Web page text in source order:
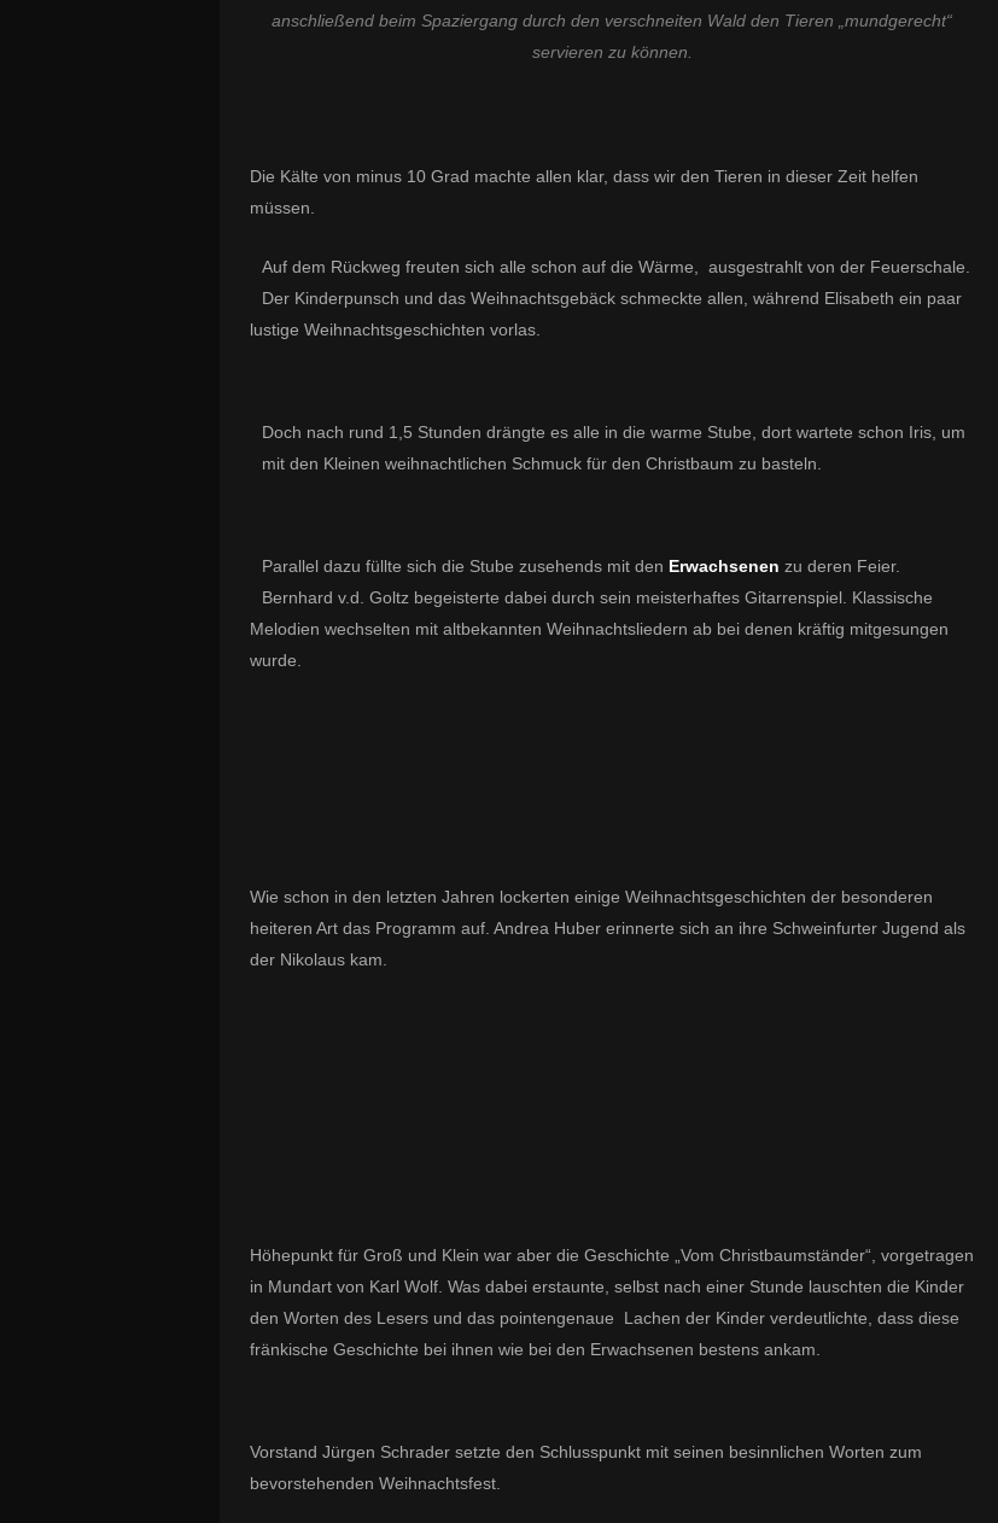
anschließend beim Spaziergang durch den verschneiten Wald den Tieren „mundgerecht“
servieren zu können.
Die Kälte von minus 10 Grad machte allen klar, dass wir den Tieren in dieser Zeit helfen
müssen.
Auf dem Rückweg freuten sich alle schon auf die Wärme, ausgestrahlt von der Feuerschale.
Der Kinderpunsch und das Weihnachtsgebäck schmeckte allen, während Elisabeth ein paar
lustige Weihnachtsgeschichten vorlas.
Doch nach rund 1,5 Stunden drängte es alle in die warme Stube, dort wartete schon Iris, um
mit den Kleinen weihnachtlichen Schmuck für den Christbaum zu basteln.
Parallel dazu füllte sich die Stube zusehends mit den Erwachsenen zu deren Feier.
Bernhard v.d. Goltz begeisterte dabei durch sein meisterhaftes Gitarrenspiel. Klassische
Melodien wechselten mit altbekannten Weihnachtsliedern ab bei denen kräftig mitgesungen
wurde.
Wie schon in den letzten Jahren lockerten einige Weihnachtsgeschichten der besonderen
heiteren Art das Programm auf. Andrea Huber erinnerte sich an ihre Schweinfurter Jugend als
der Nikolaus kam.
Höhepunkt für Groß und Klein war aber die Geschichte „Vom Christbaumständer“, vorgetragen
in Mundart von Karl Wolf. Was dabei erstaunte, selbst nach einer Stunde lauschten die Kinder
den Worten des Lesers und das pointengenaue Lachen der Kinder verdeutlichte, dass diese
fränkische Geschichte bei ihnen wie bei den Erwachsenen bestens ankam.
Vorstand Jürgen Schrader setzte den Schlusspunkt mit seinen besinnlichen Worten zum
bevorstehenden Weihnachtsfest.